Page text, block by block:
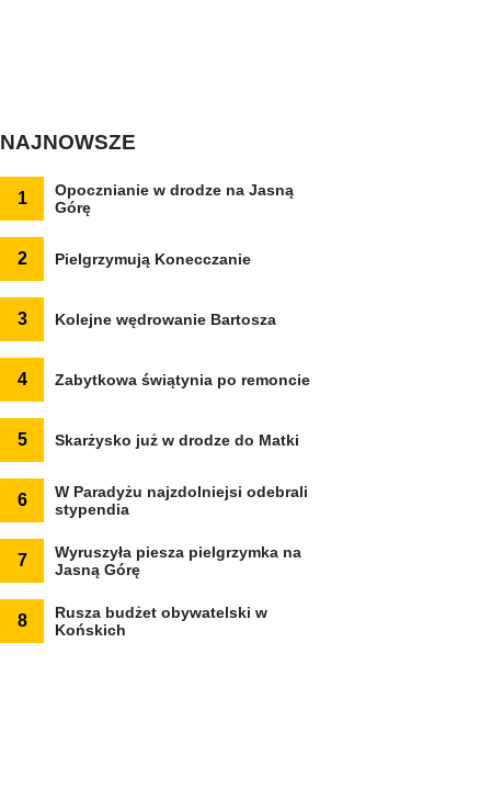
NAJNOWSZE
1
Opocznianie w drodze na Jasną
Górę
2 Pielgrzymują Konecczanie
3 Kolejne wędrowanie Bartosza
4 Zabytkowa świątynia po remoncie
5 Skarżysko już w drodze do Matki
6
W Paradyżu najzdolniejsi odebrali
stypendia
7
Wyruszyła piesza pielgrzymka na
Jasną Górę
8
Rusza budżet obywatelski w
Końskich